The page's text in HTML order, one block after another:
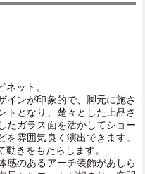
ット。
インが印象的で、脚元に施さ
トとなり、楚々とした上品さ
たガラス面を活かしてショー
雰囲気良く演出できます。
きをもたらします。
感のあるアーチ装飾があしら